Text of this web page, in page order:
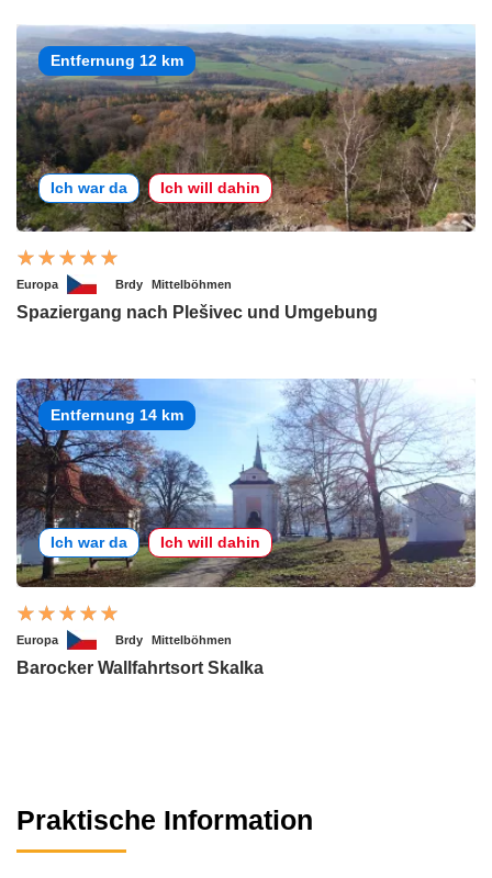
Entfernung 12 km
Ich war da Ich will dahin
Europa Brdy Mittelböhmen
Spaziergang nach Plešivec und Umgebung
Entfernung 14 km
Ich war da Ich will dahin
Europa Brdy Mittelböhmen
Barocker Wallfahrtsort Skalka
Praktische Information